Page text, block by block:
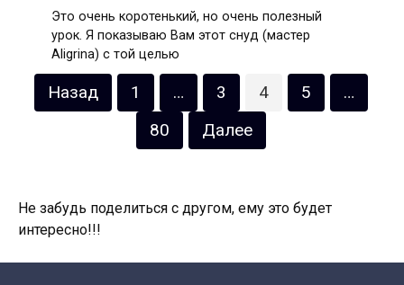
Это очень коротенький, но очень полезный
урок. Я показываю Вам этот снуд (мастер
Aligrina) с той целью
Пагинация
записей
Назад 1 … 3 4 5
…
80
Далее
Не забудь поделиться с другом, ему это будет
интересно!!!